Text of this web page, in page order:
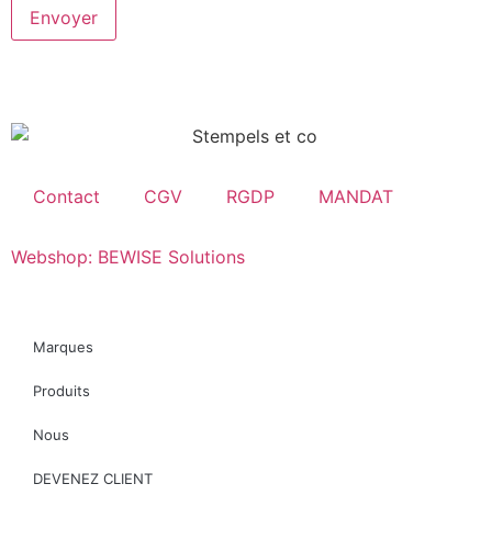
Envoyer
Contact CGV RGDP MANDAT
Webshop: BEWISE Solutions
Marques
Produits
Nous
DEVENEZ CLIENT